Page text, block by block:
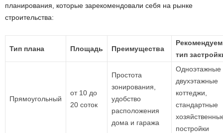
планирования, которые зарекомендовали себя на рынке
строительства:
Тип плана Площадь Преимущества
тип
Прямоугольный
от 10 до
20 соток
Простота
зонирования,
удобство
расположения
дома и гаража
Одноэтажные
двухэтажные
коттеджи,
стандартные
постройки